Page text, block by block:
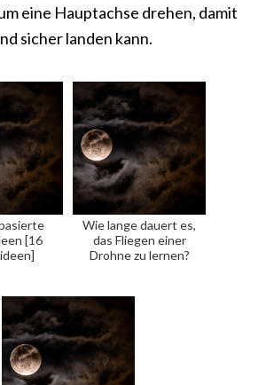
eine Hauptachse drehen, damit
sicher landen kann.
[16
Wie lange dauert es,
das Fliegen einer
Drohne zu lernen?